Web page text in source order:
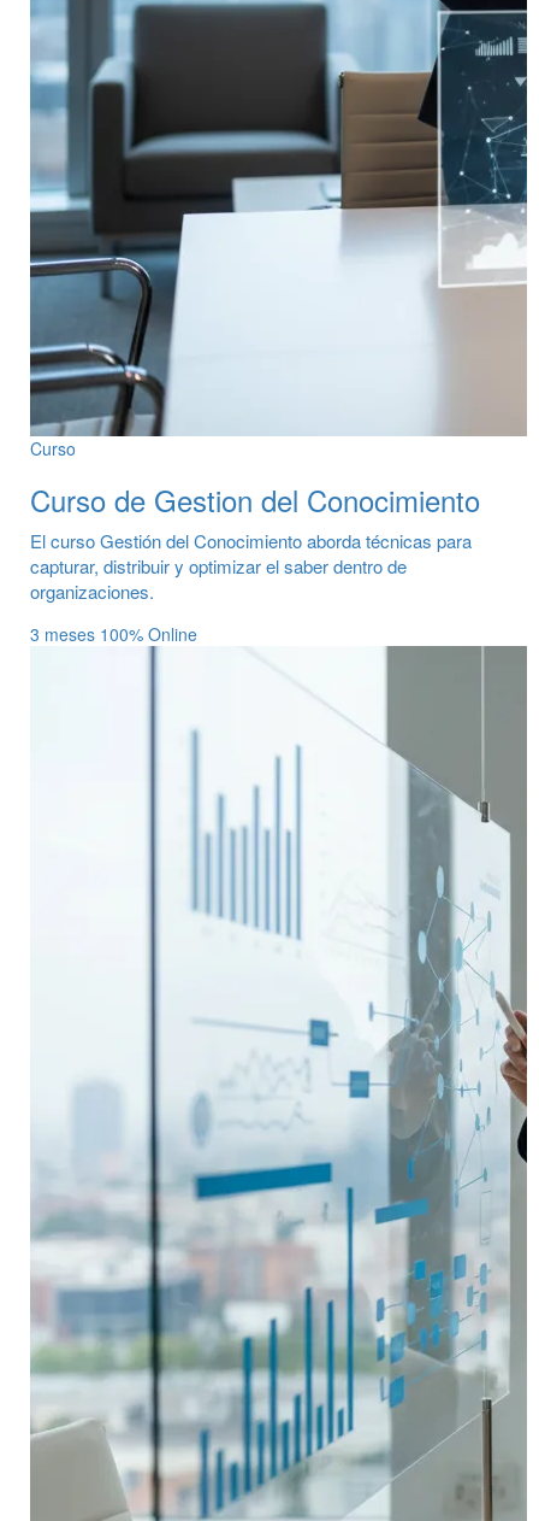
Curso
Curso de Gestion del Conocimiento
El curso Gestión del Conocimiento aborda técnicas para
capturar, distribuir y optimizar el saber dentro de
organizaciones.
3 meses 100% Online